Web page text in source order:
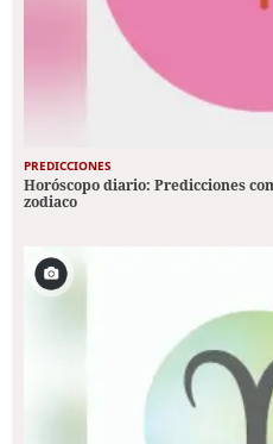
PREDICCIONES
Horóscopo diario: Predicciones
zodiaco